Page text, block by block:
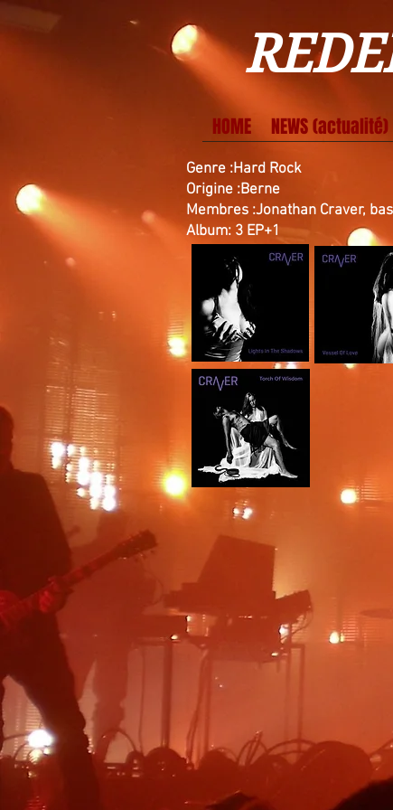
Genre :Hard Rock
Origine :Berne
Membres :Jonathan Craver,
Album: 3 EP+1
HOME NEWS (actualité)